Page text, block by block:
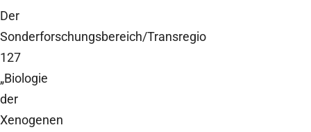
Der
Sonderforschungsbereich/Transregio
127
„Biologie
der
Xenogenen